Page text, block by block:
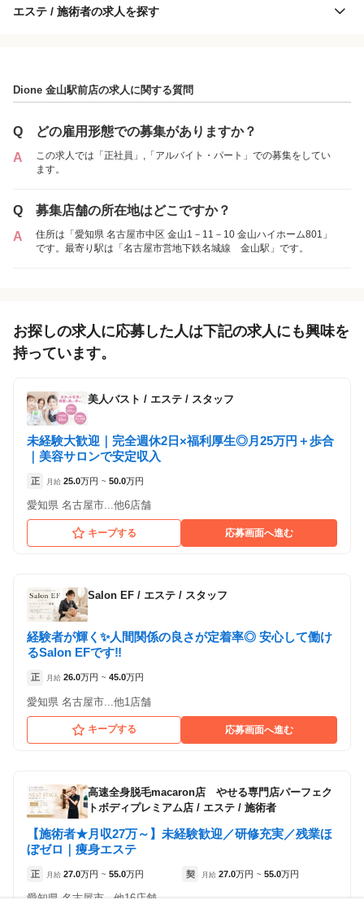
Dione 金山駅前店
1件の店舗
Dione 金山駅前店
「アルバイト・パート」を募集している店舗
Dione 金山駅前店
各店舗の特色（詳しい給与、一緒に働くスタッフ、サービスメニュー、客層
など）が見られます
件の店舗
（愛知県名古屋市:金山駅 徒歩 4分 ）
パート
エステ / 施術者の求人を探す
Dione 金山駅前店の求人に関する質問
Q
どの雇用形態での募集がありますか？
A
この求人では「正社員」,「アルバイト・パート」での募集をしてい
ます。
Q
募集店舗の所在地はどこですか？
A
住所は「愛知県 名古屋市中区 金山1－11－10 金山ハイホーム801」
です。最寄り駅は「名古屋市営地下鉄名城線 金山駅」です。
お探しの求人に応募した人は下記の求人にも興味を
持っています。
美人バスト / エステ / スタッフ
未経験大歓迎｜完全週休2日×福利厚生◎月25万円＋歩合
｜美容サロンで安定収入
正 月給 25.0万円 ~ 50.0万円
愛知県 名古屋市...他6店舗
キープする 応募画面へ進む
Salon EF / エステ / スタッフ
経験者が輝く✨人間関係の良さが定着率◎ 安心して働け
るSalon EFです‼️
正 月給 26.0万円 ~ 45.0万円
愛知県 名古屋市...他1店舗
キープする 応募画面へ進む
高速全身脱毛macaron店 やせる専門店パーフェク
トボディプレミアム店 / エステ / 施術者
【施術者★月収27万～】未経験歓迎／研修充実／残業ほ
ぼゼロ｜痩身エステ
正 月給 27.0万円 ~ 55.0万円 契 月給 27.0万円 ~ 55.0万円